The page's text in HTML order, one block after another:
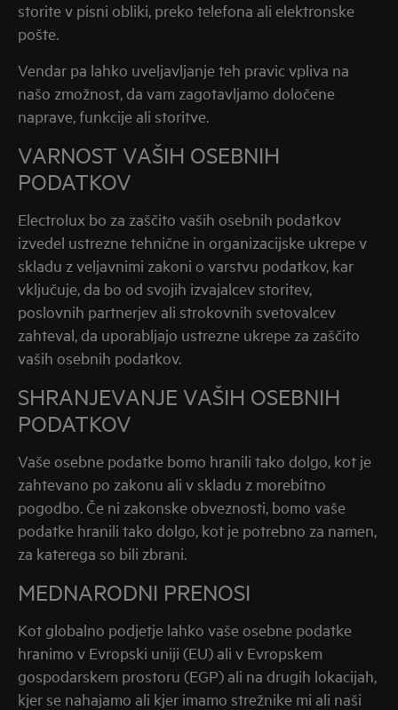
storite v pisni obliki, preko telefona ali elektronske
pošte.
Vendar pa lahko uveljavljanje teh pravic vpliva na
našo zmožnost, da vam zagotavljamo določene
naprave, funkcije ali storitve.
VARNOST VAŠIH OSEBNIH
PODATKOV
Electrolux bo za zaščito vaših osebnih podatkov
izvedel ustrezne tehnične in organizacijske ukrepe v
skladu z veljavnimi zakoni o varstvu podatkov, kar
vključuje, da bo od svojih izvajalcev storitev,
poslovnih partnerjev ali strokovnih svetovalcev
zahteval, da uporabljajo ustrezne ukrepe za zaščito
vaših osebnih podatkov.
SHRANJEVANJE VAŠIH OSEBNIH
PODATKOV
Vaše osebne podatke bomo hranili tako dolgo, kot je
zahtevano po zakonu ali v skladu z morebitno
pogodbo. Če ni zakonske obveznosti, bomo vaše
podatke hranili tako dolgo, kot je potrebno za namen,
za katerega so bili zbrani.
MEDNARODNI PRENOSI
Kot globalno podjetje lahko vaše osebne podatke
hranimo v Evropski uniji (EU) ali v Evropskem
gospodarskem prostoru (EGP) ali na drugih lokacijah,
kjer se nahajamo ali kjer imamo strežnike mi ali naši